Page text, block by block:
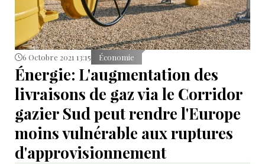
6 Octobre 2021 13:15 Économie
Énergie: L'augmentation des
livraisons de gaz via le Corridor
gazier Sud peut rendre l'Europe
moins vulnérable aux ruptures
d'approvisionnement